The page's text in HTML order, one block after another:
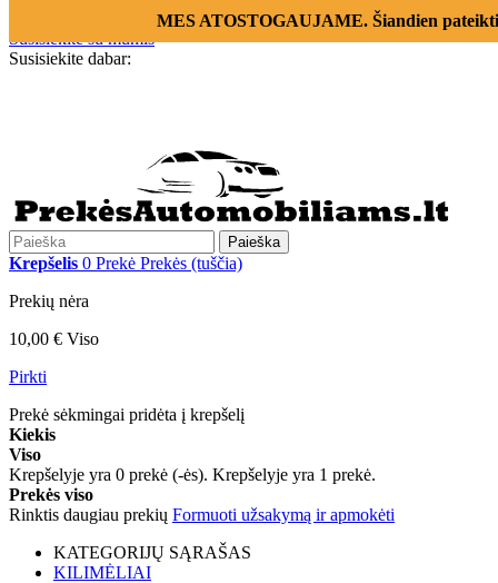
MES ATOSTOGAUJAME. Šiandien
Susisiekite su mumis
Susisiekite dabar:
Paieška
Krepšelis 0 Prekė Prekės (tuščia)
Prekių nėra
10,00 € Viso
Pirkti
Prekė sėkmingai pridėta į krepšelį
Kiekis
Viso
Krepšelyje yra 0 prekė (-ės). Krepšelyje yra 1 prekė.
Prekės viso
Rinktis daugiau prekių Formuoti užsakymą ir apmokėti
KATEGORIJŲ SĄRAŠAS
KILIMĖLIAI